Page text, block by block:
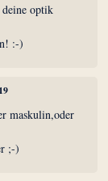
deine optik
:-)
maskulin,oder
;-)